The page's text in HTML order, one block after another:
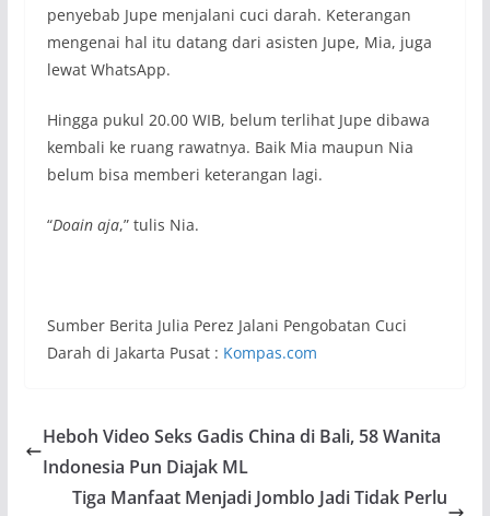
penyebab Jupe menjalani cuci darah. Keterangan
mengenai hal itu datang dari asisten Jupe, Mia, juga
lewat WhatsApp.
Hingga pukul 20.00 WIB, belum terlihat Jupe dibawa
kembali ke ruang rawatnya. Baik Mia maupun Nia
belum bisa memberi keterangan lagi.
“Doain aja,” tulis Nia.
Sumber Berita Julia Perez Jalani Pengobatan Cuci
Darah di Jakarta Pusat : Kompas.com
Heboh Video Seks Gadis China di Bali, 58 Wanita
Indonesia Pun Diajak ML
Tiga Manfaat Menjadi Jomblo Jadi Tidak Perlu